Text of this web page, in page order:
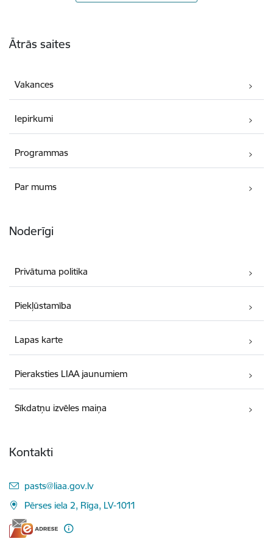
Ātrās saites
Vakances
Iepirkumi
Programmas
Par mums
Noderīgi
Privātuma politika
Piekļūstamība
Lapas karte
Pieraksties LIAA jaunumiem
Sīkdatņu izvēles maiņa
Kontakti
E-pasts:
pasts@liaa.gov.lv
Pērses iela 2, Rīga, LV-1011